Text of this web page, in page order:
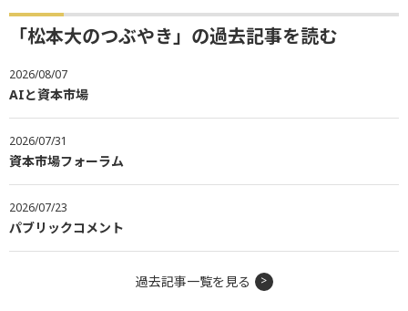
「松本大のつぶやき」の過去記事を読む
2026/08/07
AIと資本市場
2026/07/31
資本市場フォーラム
2026/07/23
パブリックコメント
過去記事一覧を見る